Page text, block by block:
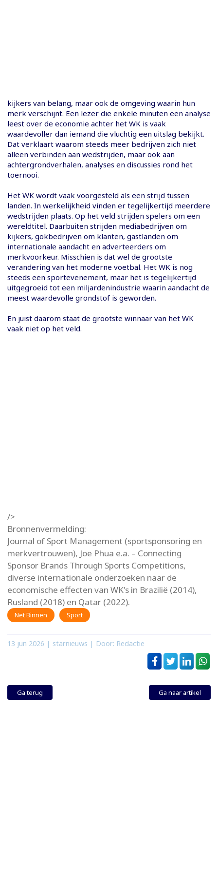
kijkers van belang, maar ook de omgeving waarin hun
merk verschijnt. Een lezer die enkele minuten een analyse
leest over de economie achter het WK is vaak
waardevoller dan iemand die vluchtig een uitslag bekijkt.
Dat verklaart waarom steeds meer bedrijven zich niet
alleen verbinden aan wedstrijden, maar ook aan
achtergrondverhalen, analyses en discussies rond het
toernooi.
Het WK wordt vaak voorgesteld als een strijd tussen
landen. In werkelijkheid vinden er tegelijkertijd meerdere
wedstrijden plaats. Op het veld strijden spelers om een
wereldtitel. Daarbuiten strijden mediabedrijven om
kijkers, gokbedrijven om klanten, gastlanden om
internationale aandacht en adverteerders om
merkvoorkeur. Misschien is dat wel de grootste
verandering van het moderne voetbal. Het WK is nog
steeds een sportevenement, maar het is tegelijkertijd
uitgegroeid tot een miljardenindustrie waarin aandacht de
meest waardevolle grondstof is geworden.
En juist daarom staat de grootste winnaar van het WK
vaak niet op het veld.
/>
Bronnenvermelding:
Journal of Sport Management (sportsponsoring en
merkvertrouwen), Joe Phua e.a. – Connecting
Sponsor Brands Through Sports Competitions,
diverse internationale onderzoeken naar de
economische effecten van WK's in Brazilië (2014),
Rusland (2018) en Qatar (2022).
Net Binnen Sport
13 jun 2026 | starnieuws | Door: Redactie
Ga terug Ga naar artikel